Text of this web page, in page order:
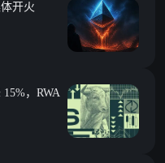
开火
，RWA